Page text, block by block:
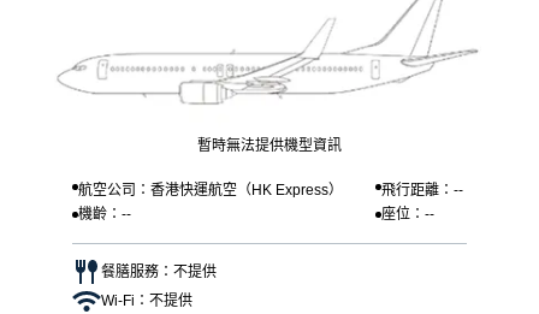
暫時無法提供機型資訊
航空公司：香港快運航空（HK Express）
飛行距離：--
機齡：--
座位：--
餐膳服務：不提供
Wi-Fi：不提供